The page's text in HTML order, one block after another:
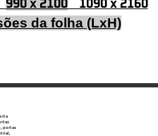
990 x 21001090 x 2160
da folha (LxH)
portas